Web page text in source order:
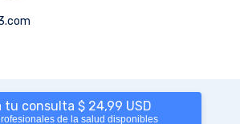
tu consulta $ 24,99 USD
de la salud disponibles